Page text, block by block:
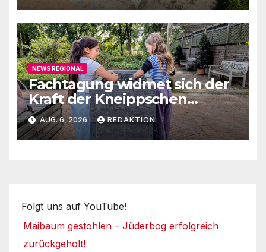
NEWS REGIONAL
Fachtagung widmet sich der
Kraft der Kneippschen
Elemente
AUG. 6, 2026 REDAKTION
Folgt uns auf YouTube!
Maibaum gestohlen – Jüderbog erfolgreich
zurückgeholt!